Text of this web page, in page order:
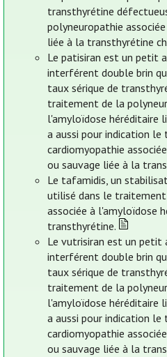
transthyrétine
polyneuropathie
liée à la transthyrétine
Le patisiran est un petit
interférent double brin
taux sérique de
traitement de la
l'amyloïdose héréditaire
a aussi pour indication
cardiomyopathie
ou sauvage liée à la
Le tafamidis, un
utilisé dans le
associée à l'amyloïdose
transthyrétine.
Le vutrisiran est un petit
interférent double brin
taux sérique de
traitement de la
l'amyloïdose héréditaire
a aussi pour indication
cardiomyopathie
ou sauvage liée à la